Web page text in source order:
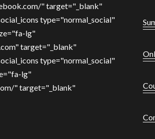
" target="_blank"
type="normal_social"
lg"
target="_blank"
type="normal_social"
lg"
" target="_blank"